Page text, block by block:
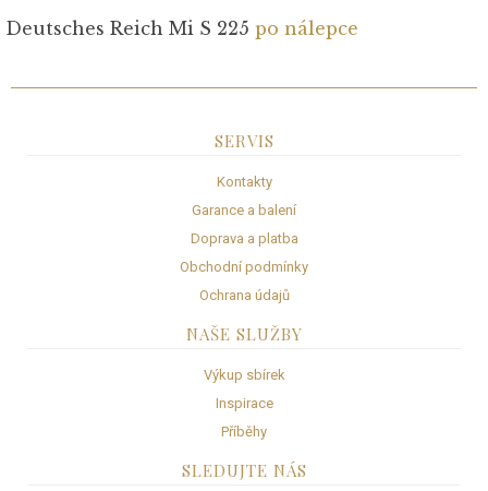
Deutsches Reich Mi S 225 po nálepce
SERVIS
Kontakty
Garance a balení
Doprava a platba
Obchodní podmínky
Ochrana údajů
NAŠE SLUŽBY
Výkup sbírek
Inspirace
Příběhy
SLEDUJTE NÁS